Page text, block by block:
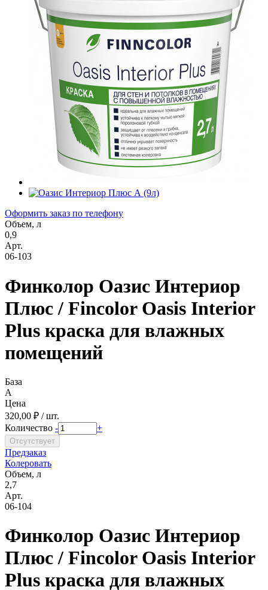
Оформить заказ по телефону
Объем, л
0,9
Арт.
06-103
Финколор Оазис Интериор
Плюс / Fincolor Oasis Interior
Plus краска для влажных
помещений
База
A
Цена
320,00 ₽ / шт.
Количество - +
Предзаказ
Колеровать
Объем, л
2,7
Арт.
06-104
Финколор Оазис Интериор
Плюс / Fincolor Oasis Interior
Plus краска для влажных